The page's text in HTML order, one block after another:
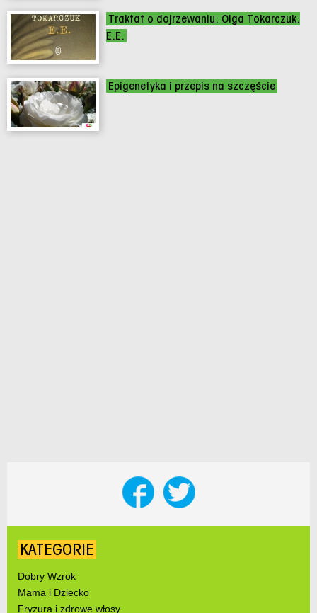
Traktat o dojrzewaniu: Olga Tokarczuk:
E.E.
Epigenetyka i przepis na szczęście
KATEGORIE
Dobry Wzrok
Mama i Dziecko
Fryzura i zdrowe włosy